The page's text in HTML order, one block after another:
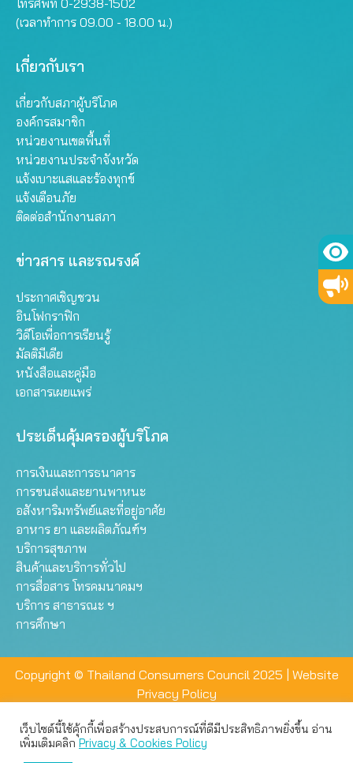
โทรศัพท์ 0-2938-1502
(เวลาทำการ 09.00 - 18.00 น.)
เกี่ยวกับเรา
เกี่ยวกับสภาผู้บริโภค
องค์กรสมาชิก
หน่วยงานเขตพื้นที่
หน่วยงานประจำจังหวัด
แจ้งเบาะแสและร้องทุกข์
แจ้งเตือนภัย
ติดต่อสำนักงานสภา
ข่าวสาร และรณรงค์
ประกาศเชิญชวน
อินโฟกราฟิก
วิดีโอเพื่อการเรียนรู้
มัลติมีเดีย
หนังสือและคู่มือ
เอกสารเผยแพร่
ประเด็นคุ้มครองผู้บริโภค
การเงินและการธนาคาร
การขนส่งและยานพาหนะ
อสังหาริมทรัพย์และที่อยู่อาศัย
อาหาร ยา และผลิตภัณฑ์ฯ
บริการสุขภาพ
สินค้าและบริการทั่วไป
การสื่อสาร โทรคมนาคมฯ
บริการ สาธารณะ ฯ
การศึกษา
Copyright © Thailand Consumers Council 2025 | Website
Privacy Policy
เว็บไซต์นี้ใช้คุ้กกี้เพื่อสร้างประสบการณ์ที่ดีมีประสิทธิภาพยิ่งขึ้น อ่าน
เพิ่มเติมคลิกPrivacy & Cookies Policy
เว็บไซต์นี้ใช้คุกกี้เพื่อมอบประสบการณ์การใช้งานที่ดีให้แก่ท่าน คุณ
สามารถเลือกตั้งค่าความเป็นส่วนตัวได้